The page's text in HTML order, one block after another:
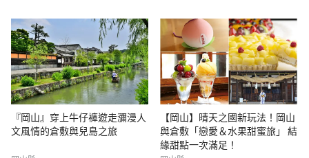
『岡山』穿上牛仔褲遊走瀰漫人
文風情的倉敷與兒島之旅
【岡山】晴天之國新玩法！岡山
與倉敷「戀愛＆水果甜蜜旅」 結
緣甜點一次滿足！